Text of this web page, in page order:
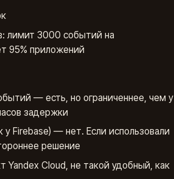
лимит 3000 событий на
95% приложений
— есть, но ограниченнее, чем у
задержки
Firebase) — нет. Если использовали
решение
Cloud, не такой удобный, как